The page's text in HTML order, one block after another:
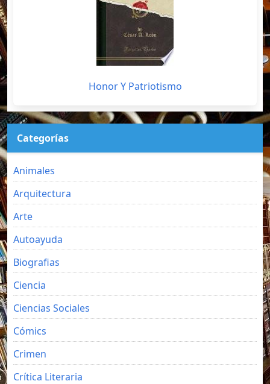
Honor Y Patriotismo
Categorías
Animales
Arquitectura
Arte
Autoayuda
Biografias
Ciencia
Ciencias Sociales
Cómics
Crimen
Crítica Literaria